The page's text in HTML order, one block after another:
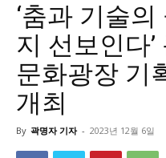
‘춤과 기술
지 선보인다
문화광장 기
개최
By 곽명자 기자 - 2023년 12월 6일